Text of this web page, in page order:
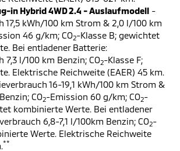
in Hybrid 4WD 2.4 - Auslaufmodell -
17,5 kWh/100 km Strom & 2,0 l/100 km
46 g/km; CO2-Klasse B; gewichtet
Bei entladener Batterie:
7,3 l/100 km Benzin; CO2-Klasse F;
Elektrische Reichweite (EAER) 45 km.
16-19,1 kWh/100 km Strom &
CO2-Emission 60 g/km; CO2-
kombinierte Werte. Bei entladener
6,8-7,1 l/100km Benzin; CO2-
Werte. Elektrische Reichweite
**